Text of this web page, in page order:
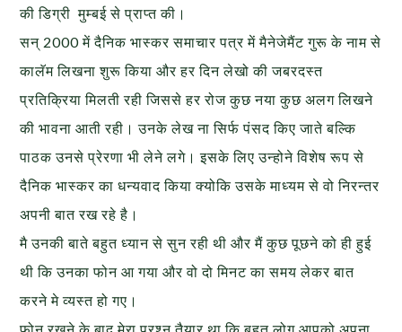
की डिग्री मुम्बई से प्राप्त की।
सन् 2000 में दैनिक भास्कर समाचार पत्र में मैनेजेमैंट गुरू के नाम से
कालॅम लिखना शुरू किया और हर दिन लेखो की जबरदस्त
प्रतिक्रिया मिलती रही जिससे हर रोज कुछ नया कुछ अलग लिखने
की भावना आती रही। उनके लेख ना सिर्फ पंसद किए जाते बल्कि
पाठक उनसे प्रेरणा भी लेने लगे। इसके लिए उन्होने विशेष रूप से
दैनिक भास्कर का धन्यवाद किया क्योकि उसके माध्यम से वो निरन्तर
अपनी बात रख रहे है।
मै उनकी बाते बहुत ध्यान से सुन रही थी और मैं कुछ पूछने को ही हुई
थी कि उनका फोन आ गया और वो दो मिनट का समय लेकर बात
करने मे व्यस्त हो गए।
फोन रखने के बाद मेरा प्रश्न तैयार था कि बहुत लोग आपको अपना